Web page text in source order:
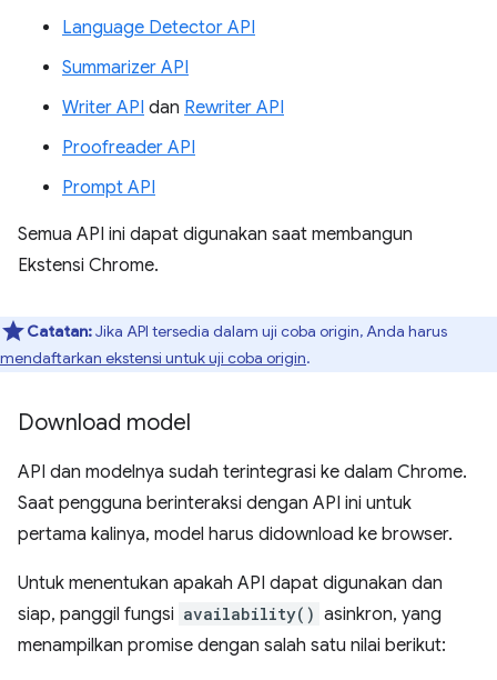
Language Detector API
Summarizer API
Writer API dan Rewriter API
Proofreader API
Prompt API
Semua API ini dapat digunakan saat membangun
Ekstensi Chrome.
Catatan:Jika API tersedia dalam uji coba origin, Anda harus
mendaftarkan ekstensi untuk uji coba origin.
Download model
API dan modelnya sudah terintegrasi ke dalam Chrome.
Saat pengguna berinteraksi dengan API ini untuk
pertama kalinya, model harus didownload ke browser.
Untuk menentukan apakah API dapat digunakan dan
siap, panggil fungsi availability() asinkron, yang
menampilkan promise dengan salah satu nilai berikut: